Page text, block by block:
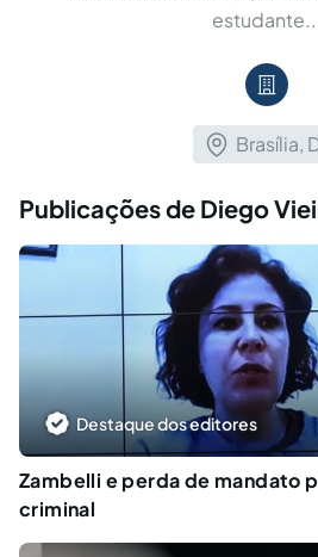
Brasília,
Publicações de Diego
Destaque dos editores
Zambelli e perda de mandato
criminal